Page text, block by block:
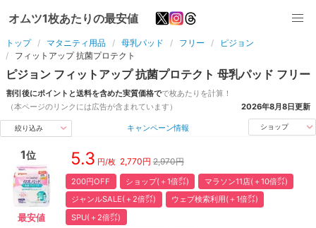
オムツ1枚あたりの最安値
トップ マタニティ用品 母乳パッド フリー
ピジョン
フィットアップ 抗菌プロテクト
ピジョン フィットアップ 抗菌プロテクト 母乳パッド フリー
割引後にポイントと送料を含めた実質価格でで枚あたりを計算！
（本ページのリンクには広告が含まれています）
2026年8月8日更新
絞り込み キャンペーン情報 ショップ
1位
最安値
5.3 円/枚 2,770円 2,970円
200円OFF ショップ(＋1倍㌽)
マラソン11店(＋10倍㌽)
ジャンルSALE(＋2倍㌽)
ウェブ検索利用(＋1倍㌽)
SPU(＋2倍㌽)